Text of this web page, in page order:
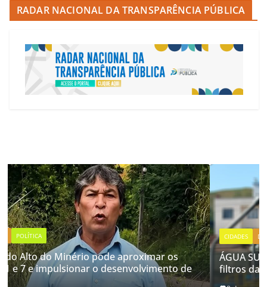
RADAR NACIONAL DA TRANSPARÊNCIA PÚBLICA
CIDADES DESTAQUES
ÁGUA SUJA: Copasa atua na manutenção dos
filtros da ETA